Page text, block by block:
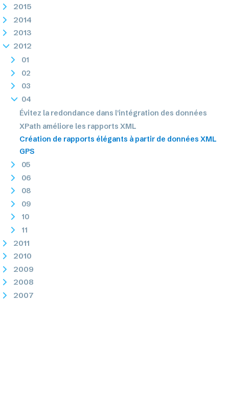
2015
2014
2013
2012
01
02
03
04
Évitez la redondance dans l'intégration des données
XPath améliore les rapports XML
Création de rapports élégants à partir de données XML
GPS
05
06
08
09
10
11
2011
2010
2009
2008
2007